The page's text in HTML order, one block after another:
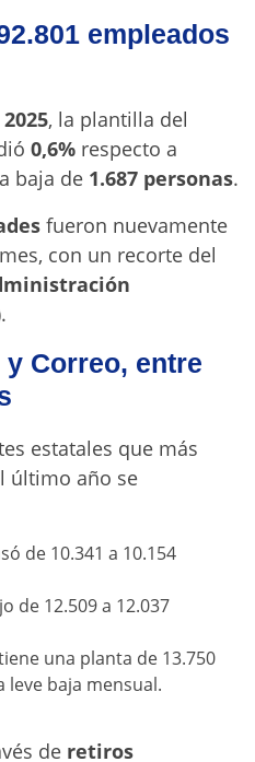
empleados
, la plantilla del
0,6% respecto a
baja de 1.687 personas.
fueron nuevamente
con un recorte del
Correo, entre
estatales que más
último año se
de 10.341 a 10.154
de 12.509 a 12.037
una planta de 13.750
baja mensual.
de retiros